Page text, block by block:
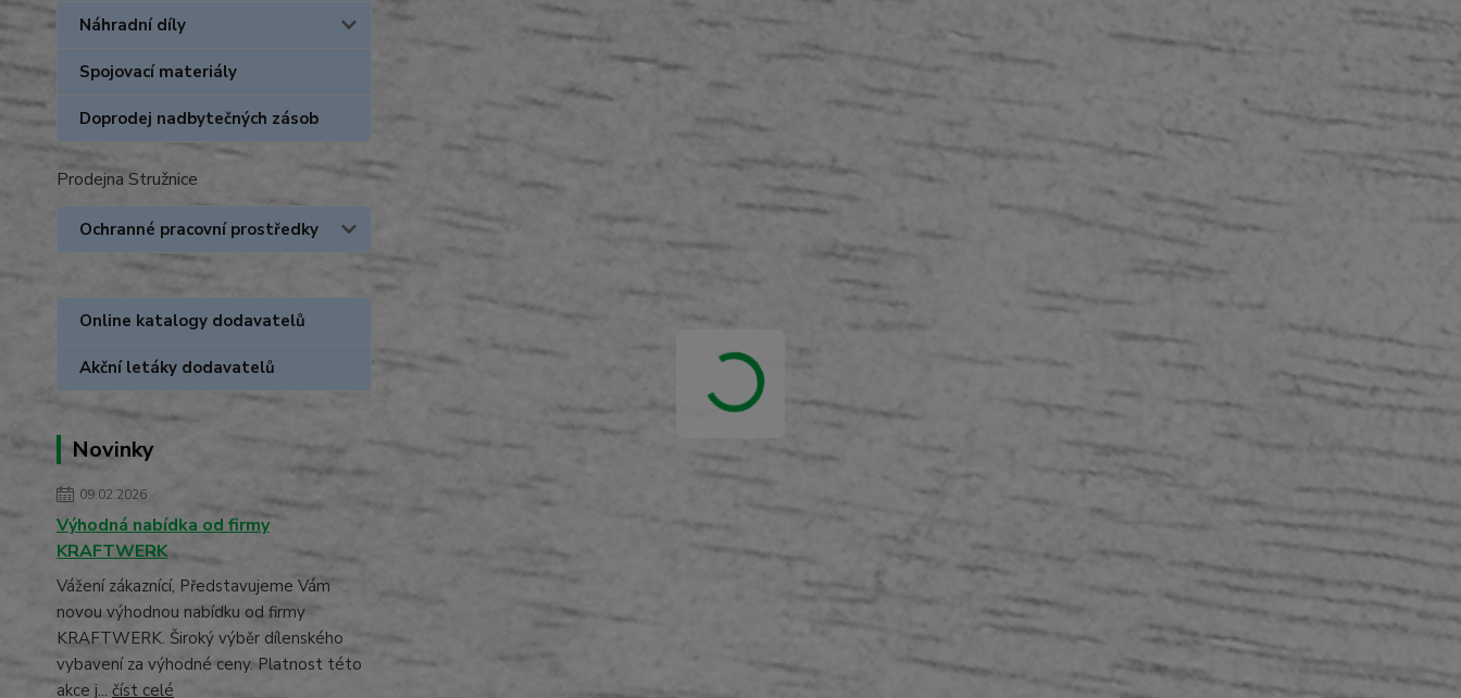
Náhradní díly
Spojovací materiály
Doprodej nadbytečných zásob
Prodejna Stružnice
Ochranné pracovní prostředky
Online katalogy dodavatelů
Akční letáky dodavatelů
Novinky
09.02.2026
Výhodná nabídka od firmy
KRAFTWERK
Vážení zákaznící, Představujeme Vám
novou výhodnou nabídku od firmy
KRAFTWERK. Široký výběr dílenského
vybavení za výhodné ceny. Platnost této
akce j... číst celé